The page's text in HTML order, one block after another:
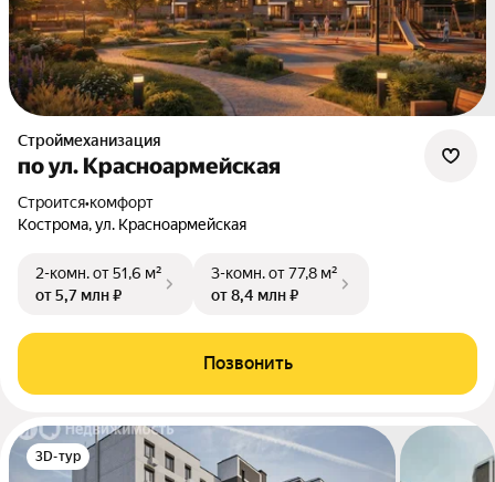
Строймеханизация
по ул. Красноармейская
Строится•комфорт
Кострома, ул. Красноармейская
2-комн.от 51,6 м²
от 5,7 млн ₽
3-комн.от 77,8 м²
от 8,4 млн ₽
Позвонить
3D-тур